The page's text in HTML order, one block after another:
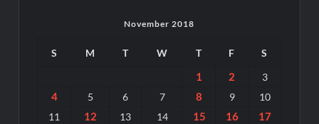
November 2018
S M T W T F S
1 2 3
4 5 6 7 8 9
10
11
12 13 14 15 16
17